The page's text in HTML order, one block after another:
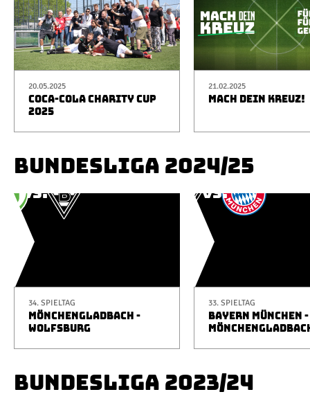
20.05.2025
COCA-COLA CHARITY CUP
2025
21.02.2025
MACH DEIN KREUZ!
BUNDESLIGA 2024/25
34. SPIELTAG
MÖNCHENGLADBACH -
WOLFSBURG
33. SPIELTAG
BAYERN MÜNCHEN -
BUNDESLIGA 2023/24